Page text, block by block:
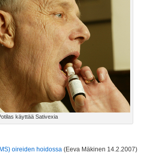
käyttää Sativexia
oireiden hoidossa (Eeva Mäkinen 14.2.2007)